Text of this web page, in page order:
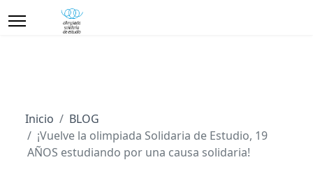
Inicio
BLOG
¡Vuelve la olimpiada Solidaria de Estudio, 19
AÑOS estudiando por una causa solidaria!